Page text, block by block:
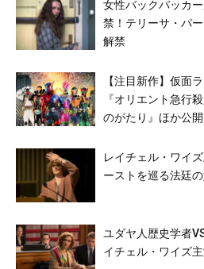
女性バックパッカ
禁！テリーサ・パ
解禁
【注目新作】仮面
『オリエント急行
のがたり』ほか公開
レイチェル・ワイ
ーストを巡る法廷
ユダヤ人歴史学者
イチェル・ワイズ